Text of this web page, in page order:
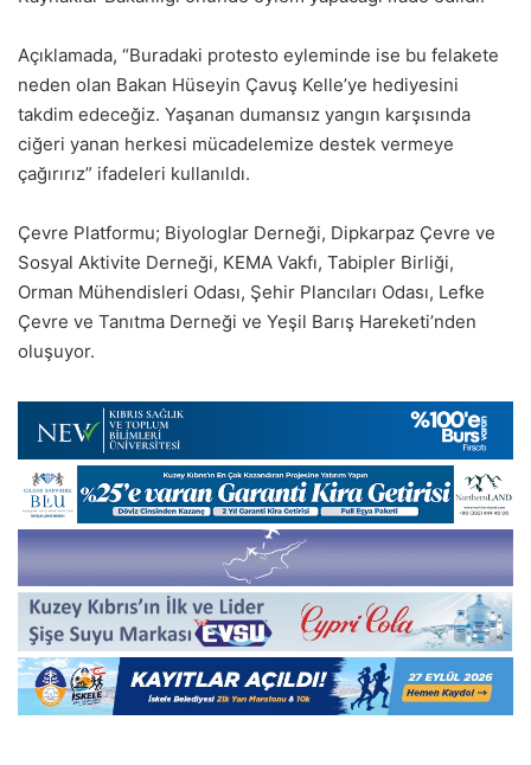
Açıklamada, “Buradaki protesto eyleminde ise bu felakete
neden olan Bakan Hüseyin Çavuş Kelle’ye hediyesini
takdim edeceğiz. Yaşanan dumansız yangın karşısında
ciğeri yanan herkesi mücadelemize destek vermeye
çağırırız” ifadeleri kullanıldı.
Çevre Platformu; Biyologlar Derneği, Dipkarpaz Çevre ve
Sosyal Aktivite Derneği, KEMA Vakfı, Tabipler Birliği,
Orman Mühendisleri Odası, Şehir Plancıları Odası, Lefke
Çevre ve Tanıtma Derneği ve Yeşil Barış Hareketi’nden
oluşuyor.